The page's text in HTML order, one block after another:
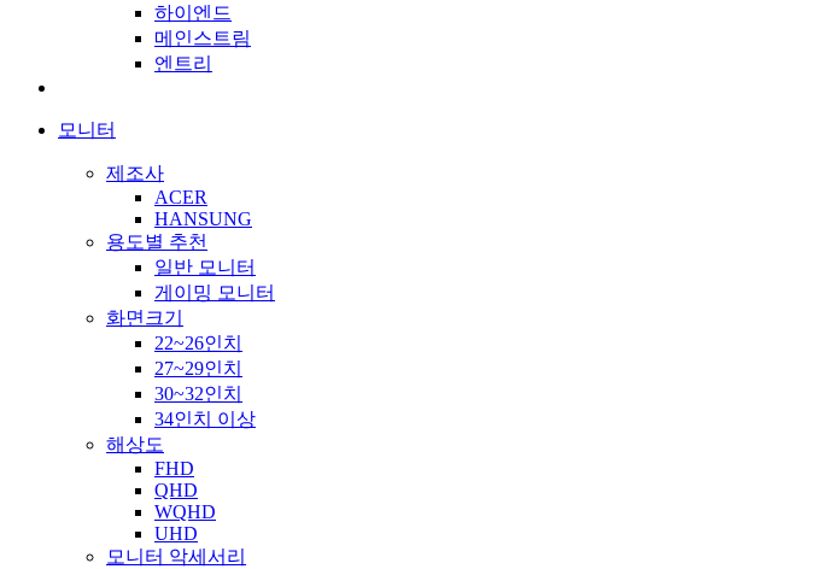
하이엔드
메인스트림
엔트리
모니터
제조사
ACER
HANSUNG
용도별 추천
일반 모니터
게이밍 모니터
화면크기
22~26인치
27~29인치
30~32인치
34인치 이상
해상도
FHD
QHD
WQHD
UHD
모니터 악세서리